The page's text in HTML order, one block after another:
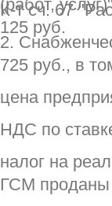
К-т сч. 67
2.
725 руб., в
цена
НДС по
налог на
ГСМ проданы